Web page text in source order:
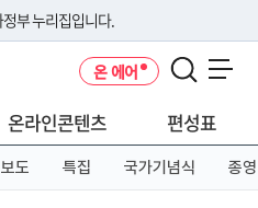
부 누리집입니다.
주소를 사용하고 있다면 아래 URL에
온 에어
온라인콘텐츠 편성표
보도 특집 국가기념식 종영